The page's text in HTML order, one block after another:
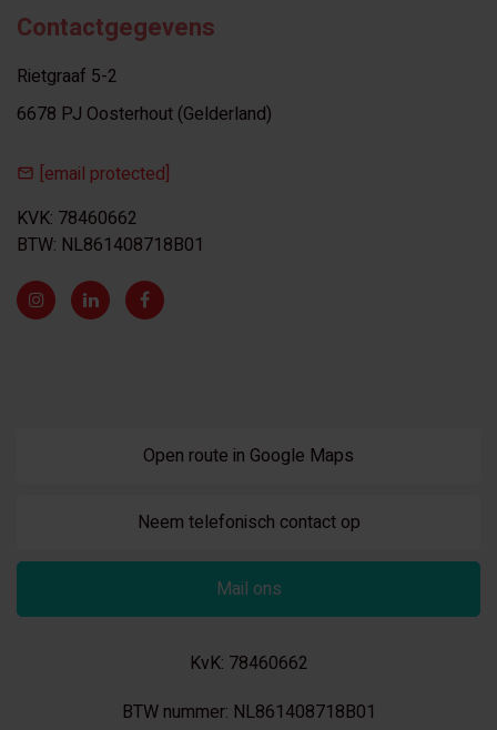
Contactgegevens
Rietgraaf 5-2
6678 PJ Oosterhout (Gelderland)
[email protected]
KVK: 78460662
BTW: NL861408718B01
Open route in Google Maps
Neem telefonisch contact op
Mail ons
KvK: 78460662
BTW nummer: NL861408718B01